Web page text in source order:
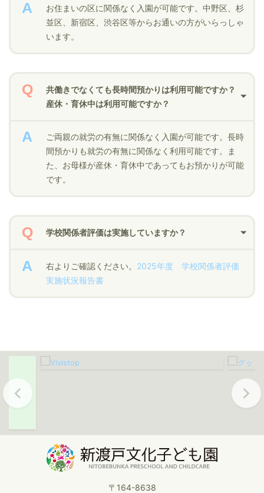
お住まいの区に関係なく入園が可能です。中野区、杉
並区、新宿区、渋谷区等からお通いの方がいらっしゃ
います。
共働きでなくても長時間預かりは利用可能ですか？
産休・育休中は利用可能ですか？
ご両親の就労の有無に関係なく入園が可能です。長時
間預かりも就労の有無に関係なく利用可能です。ま
た、お母様が産休・育休中であってもお預かりが可能
です。
学校関係者評価は実施していますか？
右よりご確認ください。 2025年度 学校関係者評価
実施状況報告書
Previous Next
〒164-8638